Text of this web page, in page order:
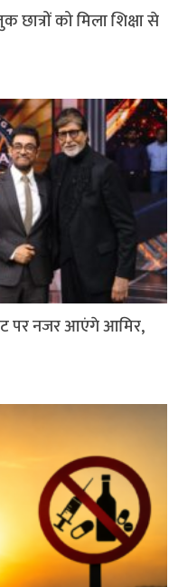
को मिला शिक्षा से
पर नजर आएंगे आमिर,